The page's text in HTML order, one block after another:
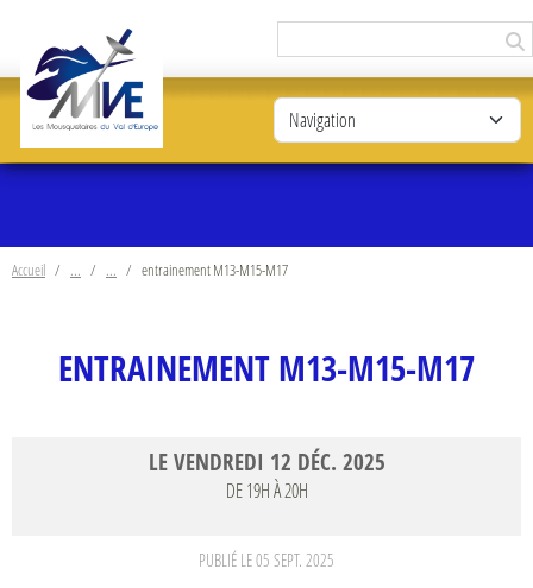
Accueil entrainement M13-M15-M17
ENTRAINEMENT M13-M15-M17
LEVENDREDI 12 DÉC. 2025
DE 19H À 20H
PUBLIÉ LE05 SEPT. 2025